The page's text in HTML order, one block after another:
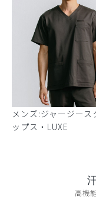
メンズ:ジャージース
ップス・LUXE
高機